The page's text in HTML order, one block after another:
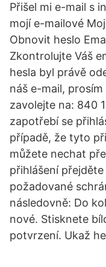
Přišel mi e-mail s
mojí e-mailové
Obnovit heslo
Zkontrolujte Váš
hesla byl právě
náš e-mail,
zavolejte na: 840
zapotřebí se
případě, že tyto
můžete nechat
přihlášení přejděte
požadované
následovně: Do
nové. Stisknete
potvrzení. Ukaž